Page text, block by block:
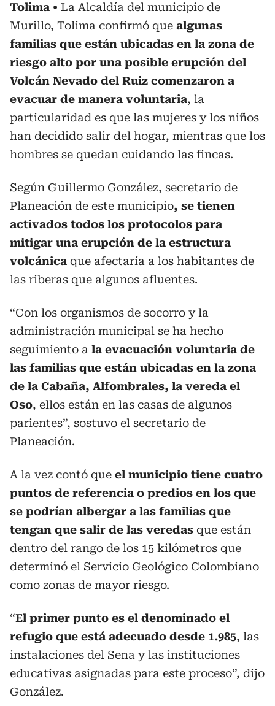
Tolima
La Alcaldía del municipio de
Murillo, Tolima confirmó que algunas
familias que están ubicadas en la zona de
riesgo alto por una posible erupción del
Volcán Nevado del Ruiz comenzaron a
evacuar de manera voluntaria, la
particularidad es que las mujeres y los niños
han decidido salir del hogar, mientras que los
hombres se quedan cuidando las fincas.
Según Guillermo González, secretario de
Planeación de este municipio, se tienen
activados todos los protocolos para
mitigar una erupción de la estructura
volcánica que afectaría a los habitantes de
las riberas que algunos afluentes.
“Con los organismos de socorro y la
administración municipal se ha hecho
seguimiento a la evacuación voluntaria de
las familias que están ubicadas en la zona
de la Cabaña, Alfombrales, la vereda el
Oso, ellos están en las casas de algunos
parientes”, sostuvo el secretario de
Planeación.
A la vez contó que el municipio tiene cuatro
puntos de referencia o predios en los que
se podrían albergar a las familias que
tengan que salir de las veredas que están
dentro del rango de los 15 kilómetros que
determinó el Servicio Geológico Colombiano
como zonas de mayor riesgo.
“El primer punto es el denominado el
refugio que está adecuado desde 1.985, las
instalaciones del Sena y las instituciones
educativas asignadas para este proceso”, dijo
González.